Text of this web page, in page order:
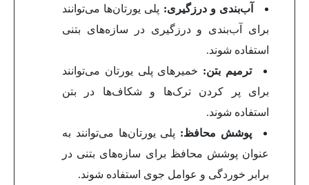
آب‌بندی و درزگیری: پلی یورتان‌ها می‌توانند
برای آب‌بندی و درزگیری در سازه‌های بتنی
استفاده شوند.
ترمیم بتن: خمیرهای پلی یورتان می‌توانند
برای پر کردن ترک‌ها و شکاف‌ها در بتن
استفاده شوند.
پوشش محافظ: پلی یورتان‌ها می‌توانند به
عنوان پوشش محافظ برای سازه‌های بتنی در
برابر خوردگی و عوامل جوی استفاده شوند.